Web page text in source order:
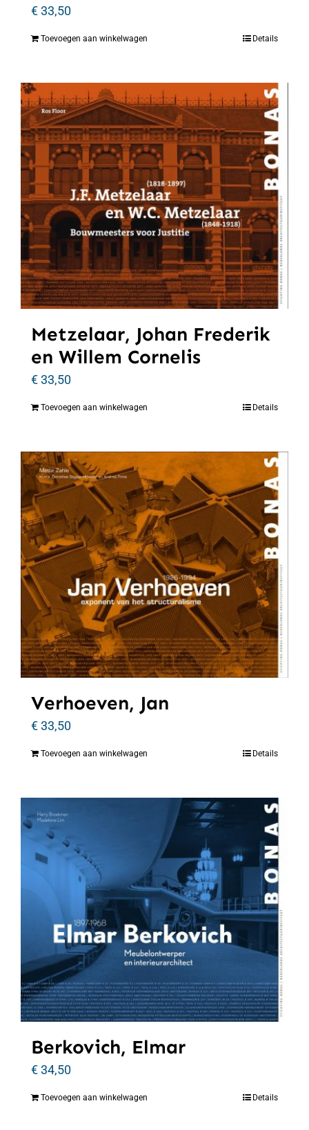
€33,50
Toevoegen aan winkelwagen Details
Metzelaar, Johan Frederik
en Willem Cornelis
€33,50
Toevoegen aan winkelwagen Details
Verhoeven, Jan
€33,50
Toevoegen aan winkelwagen Details
Berkovich, Elmar
€34,50
Toevoegen aan winkelwagen Details